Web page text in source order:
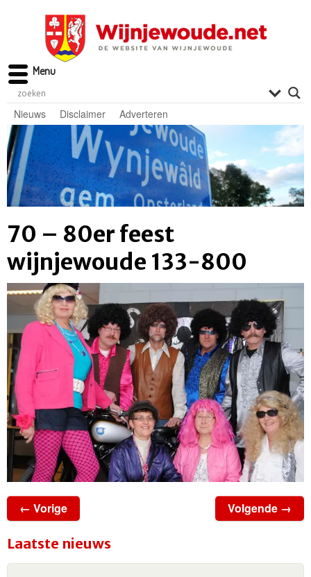
Nieuws Disclaimer Adverteren
70 – 80er feest
wijnjewoude 133-800
← Vorige Volgende →
Laatste nieuws
Menu